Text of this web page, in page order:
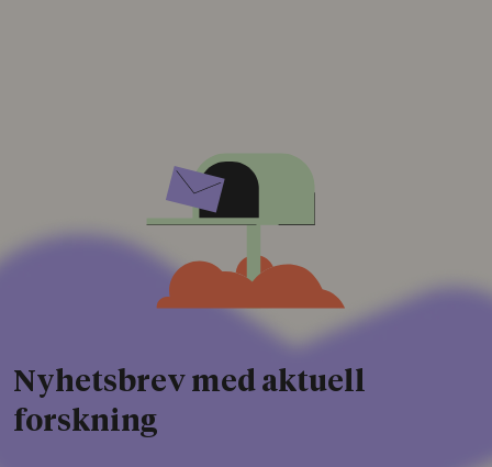
Nyhetsbrev med aktuell
forskning